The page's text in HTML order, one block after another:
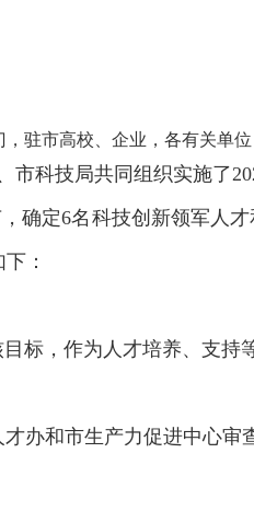
驻市高校、企业，各有关单位
科技局共同组织实施了
确定6名科技创新领军人
：
标，作为人才培养、支持
办和市生产力促进中心审